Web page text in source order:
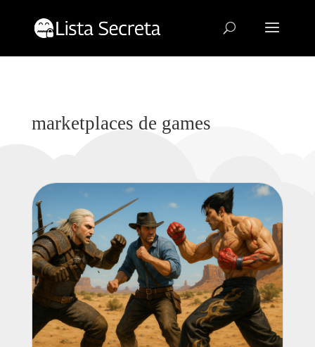
marketplaces de games